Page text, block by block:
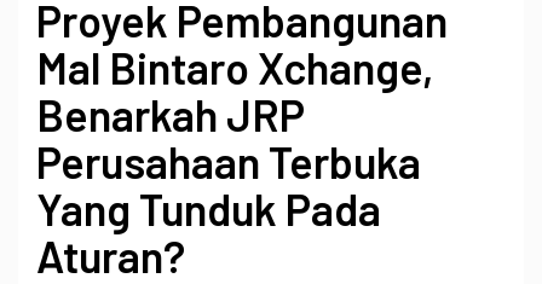
Proyek Pembangunan
Mal Bintaro Xchange,
Benarkah JRP
Perusahaan Terbuka
Yang Tunduk Pada
Aturan?